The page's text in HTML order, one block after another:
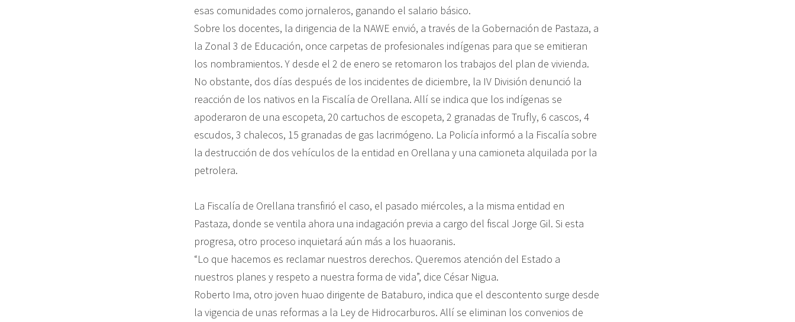
esas comunidades como jornaleros, ganando el salario básico.
Sobre los docentes, la dirigencia de la NAWE envió, a través de la Gobernación de Pastaza, a
la Zonal 3 de Educación, once carpetas de profesionales indígenas para que se emitieran
los nombramientos. Y desde el 2 de enero se retomaron los trabajos del plan de vivienda.
No obstante, dos días después de los incidentes de diciembre, la IV División denunció la
reacción de los nativos en la Fiscalía de Orellana. Allí se indica que los indígenas se
apoderaron de una escopeta, 20 cartuchos de escopeta, 2 granadas de Trufly, 6 cascos, 4
escudos, 3 chalecos, 15 granadas de gas lacrimógeno. La Policía informó a la Fiscalía sobre
la destrucción de dos vehículos de la entidad en Orellana y una camioneta alquilada por la
petrolera.
La Fiscalía de Orellana transfirió el caso, el pasado miércoles, a la misma entidad en
Pastaza, donde se ventila ahora una indagación previa a cargo del fiscal Jorge Gil. Si esta
progresa, otro proceso inquietará aún más a los huaoranis.
“Lo que hacemos es reclamar nuestros derechos. Queremos atención del Estado a
nuestros planes y respeto a nuestra forma de vida”, dice César Nigua.
Roberto Ima, otro joven huao dirigente de Bataburo, indica que el descontento surge desde
la vigencia de unas reformas a la Ley de Hidrocarburos. Allí se eliminan los convenios de